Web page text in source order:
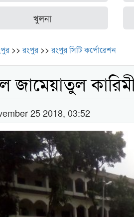
খুলনা
>>রংপুর >>রংপুর সিটি কর্পোরেশন
25 2018, 03:52